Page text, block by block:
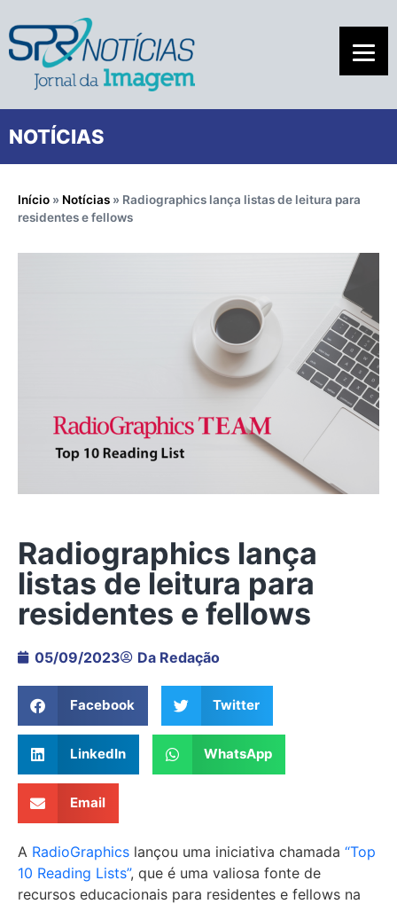
NOTÍCIAS
Início » Notícias » Radiographics lança listas de leitura para
residentes e fellows
Radiographics lança
listas de leitura para
residentes e fellows
05/09/2023 Da Redação
Facebook Twitter
LinkedIn WhatsApp
Email
A RadioGraphics lançou uma iniciativa chamada “Top
10 Reading Lists”, que é uma valiosa fonte de
recursos educacionais para residentes e fellows na